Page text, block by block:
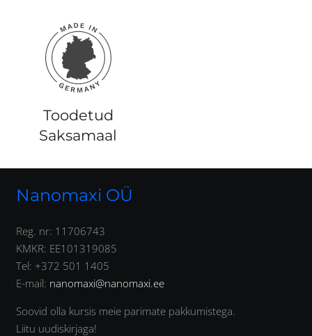
Toodetud
Saksamaal
Nanomaxi OÜ
Reg. nr: 11706743
KMKR: EE101319085
Tel: +372 501 1405
E-mail: nanomaxi@nanomaxi.ee
Soovid olla kursis meie parimate pakkumistega.
Liitu uudiskirjaga!